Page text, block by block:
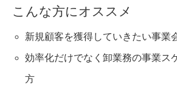
こんな方にオススメ
新規顧客を獲得していきたい事業
効率化だけでなく卸業務の事業ス
方